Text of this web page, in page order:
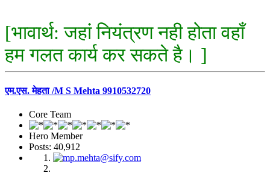
[भावार्थ: जहां नियंत्रण नही होता वहाँ
हम गलत कार्य कर सकते है। ]
एम.एस. मेहता /M S Mehta 9910532720
Core Team
Hero Member
Posts: 40,912